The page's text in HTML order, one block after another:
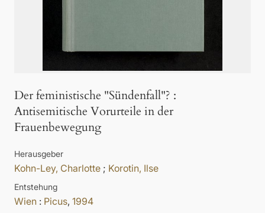
Der feministische "Sündenfall"? :
Antisemitische Vorurteile in der
Frauenbewegung
Herausgeber
Kohn-Ley, Charlotte ; Korotin, Ilse
Entstehung
Wien : Picus, 1994